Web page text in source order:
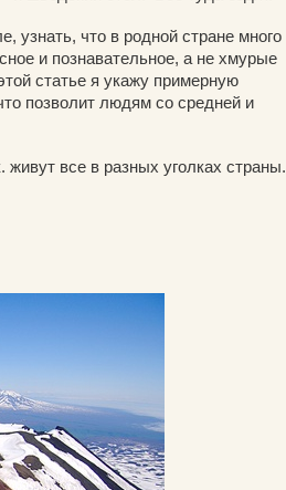
узнать, что в родной стране много
и познавательное, а не хмурые
статье я укажу примерную
позволит людям со средней и
живут все в разных уголках страны.